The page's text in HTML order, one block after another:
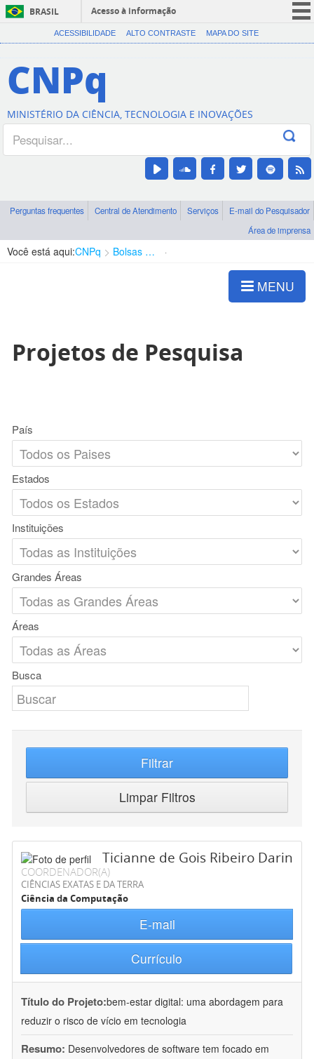
BRASIL
Acesso à informação
CORONAVÍRUS (COVID-19)
Canais
ACESSIBILIDADE ALTO CONTRASTE MAPA DO SITE
CNPq
MINISTÉRIO DA CIÊNCIA, TECNOLOGIA E INOVAÇÕES
Perguntas frequentes Central de Atendimento Serviços
E-mail do Pesquisador
Área de imprensa
Você está aqui:CNPq Bolsas e Auxílios Vigentes
MENU
Projetos de Pesquisa
País
Estados
Instituições
Grandes Áreas
Áreas
Busca
Filtrar
Limpar Filtros
Ticianne de Gois Ribeiro Darin
COORDENADOR(A)
CIÊNCIAS EXATAS E DA TERRA
Ciência da Computação
E-mail
Currículo
Título do Projeto:bem-estar digital: uma abordagem para
reduzir o risco de vício em tecnologia
Resumo: Desenvolvedores de software tem focado em